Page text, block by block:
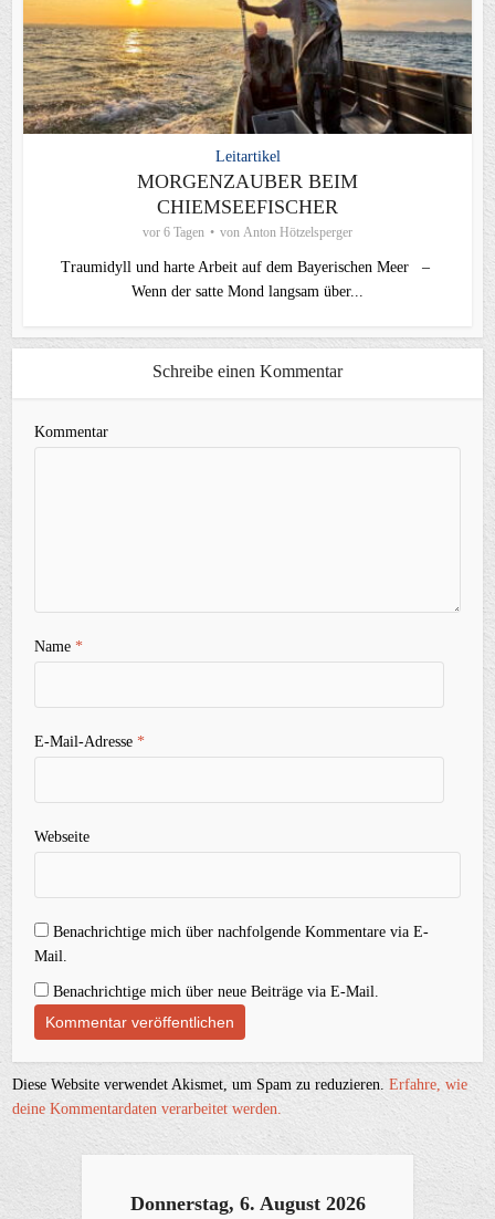
Leitartikel
MORGENZAUBER BEIM
CHIEMSEEFISCHER
vor 6 Tagen von Anton Hötzelsperger
Traumidyll und harte Arbeit auf dem Bayerischen Meer –
Wenn der satte Mond langsam über...
Schreibe einen Kommentar
Kommentar
Name*
E-Mail-Adresse*
Webseite
Benachrichtige mich über nachfolgende Kommentare via E-
Mail.
Benachrichtige mich über neue Beiträge via E-Mail.
Diese Website verwendet Akismet, um Spam zu reduzieren.Erfahre, wie
deine Kommentardaten verarbeitet werden.
Donnerstag, 6. August 2026